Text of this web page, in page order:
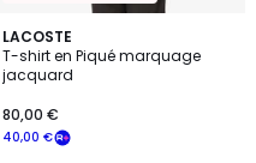
LACOSTE
T-shirt en Piqué marquage
jacquard
40,00 €
80,00 €
2
Couleurs